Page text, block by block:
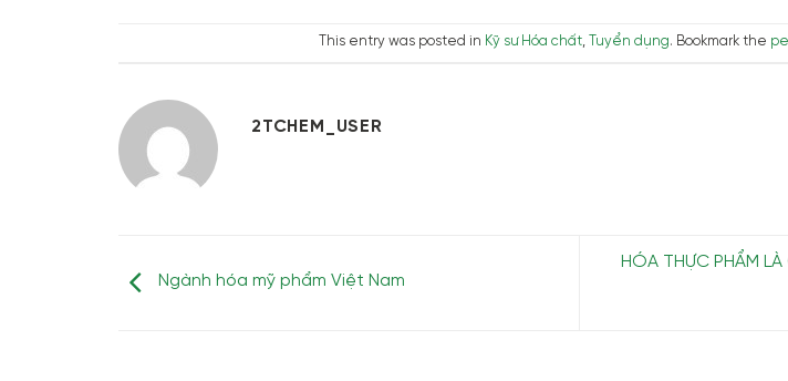
This entry was posted in Kỹ sư Hóa chất, Tuyển dụng. Bookmark the
2TCHEM_USER
Ngành hóa mỹ phẩm Việt Nam
HÓA THỰC PHẨM